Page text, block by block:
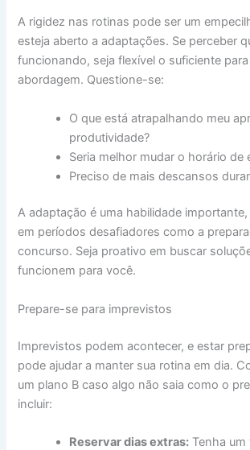
A rigidez nas rotinas pode ser um
esteja aberto a adaptações. Se perceber
funcionando, seja flexível o suficiente
abordagem. Questione-se:
O que está atrapalhando meu
produtividade?
Seria melhor mudar o horário de
Preciso de mais descansos
A adaptação é uma habilidade
em períodos desafiadores como a
concurso. Seja proativo em buscar
funcionem para você.
Prepare-se para imprevistos
Imprevistos podem acontecer, e estar
pode ajudar a manter sua rotina em dia.
um plano B caso algo não saia como o
incluir:
Reservar dias extras: Tenha